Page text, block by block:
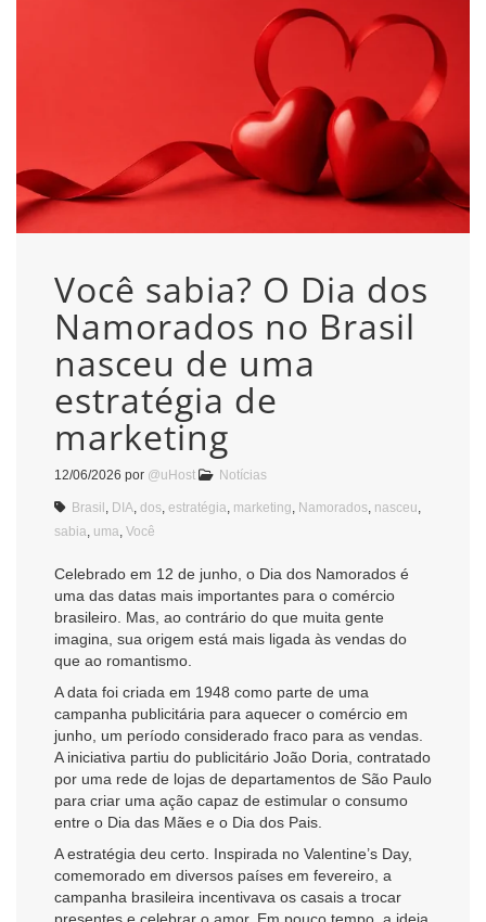
Você sabia? O Dia dos
Namorados no Brasil
nasceu de uma
estratégia de
marketing
12/06/2026 por @uHost Notícias
Brasil DIA dos estratégia marketing Namorados nasceu
sabia uma Você
Celebrado em 12 de junho, o Dia dos Namorados é
uma das datas mais importantes para o comércio
brasileiro. Mas, ao contrário do que muita gente
imagina, sua origem está mais ligada às vendas do
que ao romantismo.
A data foi criada em 1948 como parte de uma
campanha publicitária para aquecer o comércio em
junho, um período considerado fraco para as vendas.
A iniciativa partiu do publicitário João Doria, contratado
por uma rede de lojas de departamentos de São Paulo
para criar uma ação capaz de estimular o consumo
entre o Dia das Mães e o Dia dos Pais.
A estratégia deu certo. Inspirada no Valentine’s Day,
comemorado em diversos países em fevereiro, a
campanha brasileira incentivava os casais a trocar